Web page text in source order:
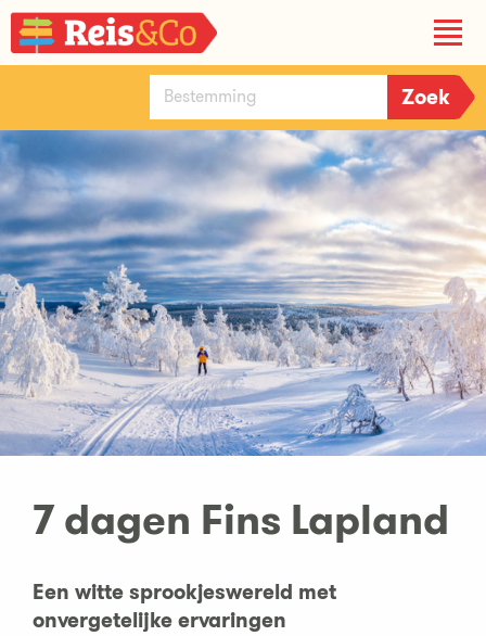
7 dagen Fins Lapland
Een witte sprookjeswereld met
onvergetelijke ervaringen